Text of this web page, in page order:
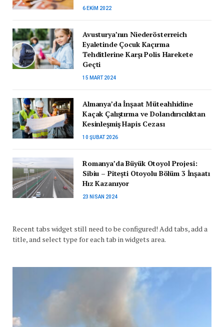
6 EKIM 2022
Avusturya’nın Niederösterreich
Eyaletinde Çocuk Kaçırma
Tehditlerine Karşı Polis Harekete
Geçti
15 MART 2024
Almanya’da İnşaat Müteahhidine
Kaçak Çalıştırma ve Dolandırıcılıktan
Kesinleşmiş Hapis Cezası
10 ŞUBAT 2026
Romanya’da Büyük Otoyol Projesi:
Sibiu – Pitești Otoyolu Bölüm 3 İnşaatı
Hız Kazanıyor
23 NISAN 2024
Recent tabs widget still need to be configured! Add tabs, add a
title, and select type for each tab in widgets area.